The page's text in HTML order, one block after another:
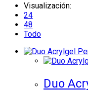
Visualización:
24
48
Todo
Duo